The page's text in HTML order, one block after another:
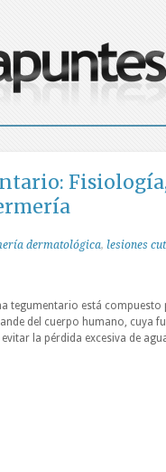
dermatológica, lesiones
tegumentario está
del cuerpo humano, cuya
la pérdida excesiva de